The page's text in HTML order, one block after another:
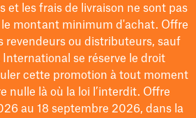
et les frais de livraison ne sont pas
montant minimum d'achat. Offre
revendeurs ou distributeurs, sauf
se réserve le droit
cette promotion à tout moment
nulle là où la loi l’interdit. Offre
au 18 septembre 2026, dans la